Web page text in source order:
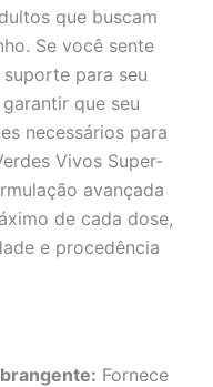
que buscam
Se você sente
para seu
que seu
necessários para
Vivos Super-
avançada
de cada dose,
e procedência
Fornece